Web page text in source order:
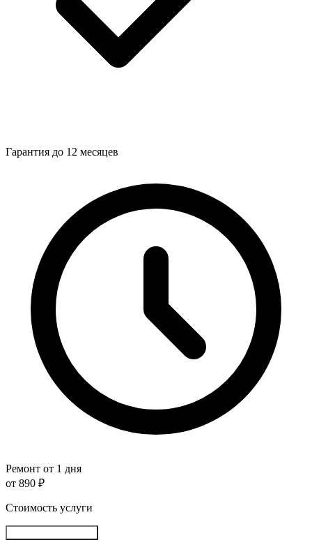
Гарантия до 12 месяцев
Ремонт от 1 дня
от 890 ₽
Стоимость услуги